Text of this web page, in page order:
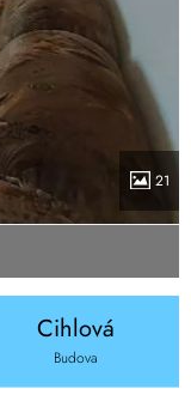
21
Cihlová
Budova